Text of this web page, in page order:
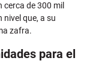
de 300 mil
que, a su
zafra.
para el